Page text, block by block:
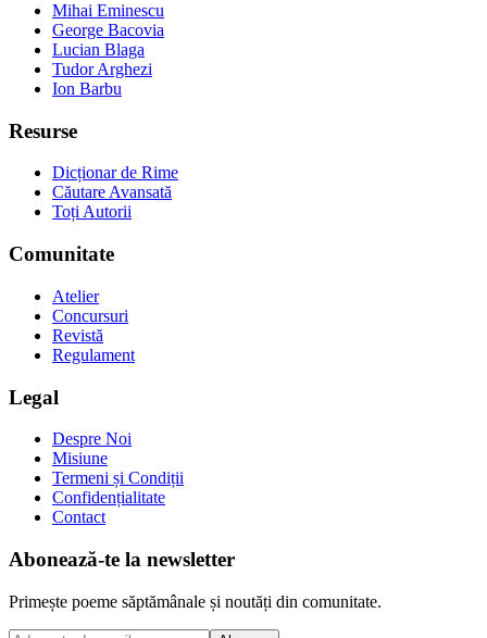
Mihai Eminescu
George Bacovia
Lucian Blaga
Tudor Arghezi
Ion Barbu
Resurse
Dicționar de Rime
Căutare Avansată
Toți Autorii
Comunitate
Atelier
Concursuri
Revistă
Regulament
Legal
Despre Noi
Misiune
Termeni și Condiții
Confidențialitate
Contact
Abonează-te la newsletter
Primește poeme săptămânale și noutăți din comunitate.